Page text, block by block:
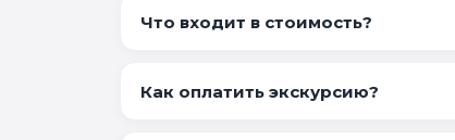
Что входит в стоимость?
Как оплатить экскурсию?